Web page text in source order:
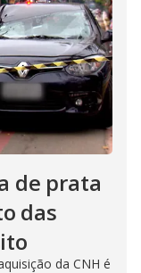
de prata
das
da CNH é